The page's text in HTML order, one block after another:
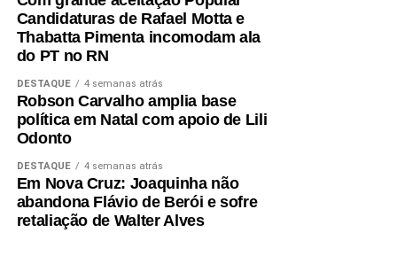
Candidaturas de Rafael Motta e
Thabatta Pimenta incomodam ala
do PT no RN
DESTAQUE 4 semanas atrás
Robson Carvalho amplia base
política em Natal com apoio de Lili
Odonto
DESTAQUE 4 semanas atrás
Em Nova Cruz: Joaquinha não
abandona Flávio de Berói e sofre
retaliação de Walter Alves